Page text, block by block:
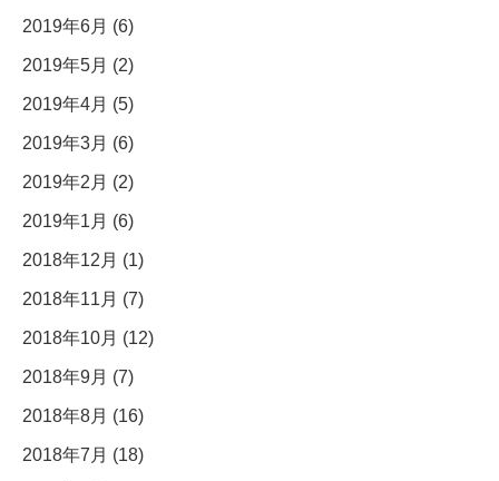
2019年6月 (6)
2019年5月 (2)
2019年4月 (5)
2019年3月 (6)
2019年2月 (2)
2019年1月 (6)
2018年12月 (1)
2018年11月 (7)
2018年10月 (12)
2018年9月 (7)
2018年8月 (16)
2018年7月 (18)